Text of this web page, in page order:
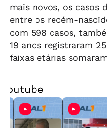
mais novos, os casos
entre os recém-
com 598 casos,
19 anos registraram
faixas etárias